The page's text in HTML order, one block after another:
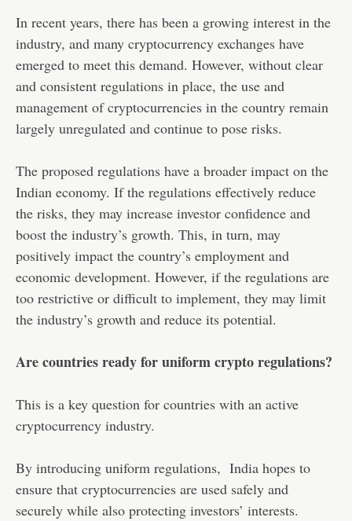
In recent years, there has been a growing interest in the
industry, and many cryptocurrency exchanges have
emerged to meet this demand. However, without clear
and consistent regulations in place, the use and
management of cryptocurrencies in the country remain
largely unregulated and continue to pose risks.
The proposed regulations have a broader impact on the
Indian economy. If the regulations effectively reduce
the risks, they may increase investor confidence and
boost the industry’s growth. This, in turn, may
positively impact the country’s employment and
economic development. However, if the regulations are
too restrictive or difficult to implement, they may limit
the industry’s growth and reduce its potential.
Are countries ready for uniform crypto regulations?
This is a key question for countries with an active
cryptocurrency industry.
By introducing uniform regulations, India hopes to
ensure that cryptocurrencies are used safely and
securely while also protecting investors’ interests.